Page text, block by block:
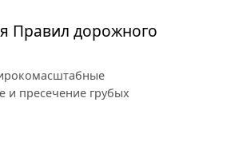
Правил дорожного
и пресечение грубых